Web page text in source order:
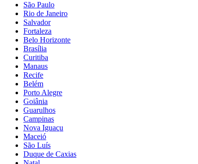
São Paulo
Rio de Janeiro
Salvador
Fortaleza
Belo Horizonte
Brasília
Curitiba
Manaus
Recife
Belém
Porto Alegre
Goiânia
Guarulhos
Campinas
Nova Iguaçu
Maceió
São Luís
Duque de Caxias